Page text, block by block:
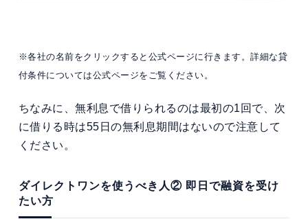
※各社の名前をクリックすると公式ページに行きます。詳細な貸
付条件については公式ページをご覧ください。
ちなみに、無利息で借りられるのは最初の1回で、次
に借りる時は55日の無利息期間はないので注意して
ください。
ダイレクトワンを使うべき人② 即日で融資を受け
たい方